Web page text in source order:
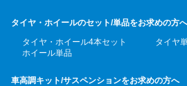
タイヤ・ホイールのセット/単品をお求めの方へ
タイヤ・ホイール4本セット
タイヤ
ホイール単品
車高調キット/サスペンションをお求めの方へ